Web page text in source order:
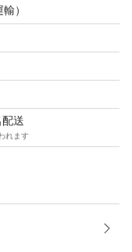
）
送
れます